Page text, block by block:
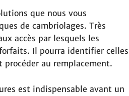
que nous vous
de cambriolages. Très
accès par lesquels les
Il pourra identifier celles
au remplacement.
est indispensable avant un